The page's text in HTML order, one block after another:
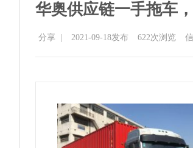
华奥供应链一手拖车
分享 2021-09-18发布 622次浏览